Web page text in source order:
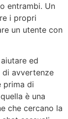
entrambi. Un
i propri
un utente con
ed
di avvertenze
prima di
è una
che cercano la